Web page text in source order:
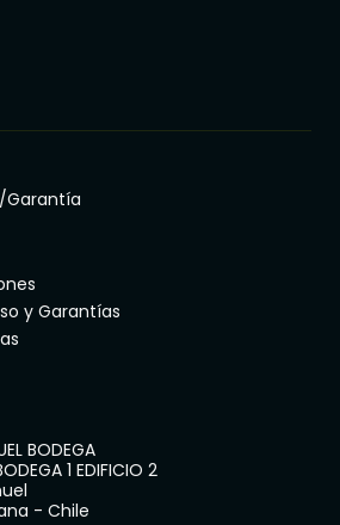
Garantía
y Garantías
BODEGA
1 EDIFICIO 2
- Chile